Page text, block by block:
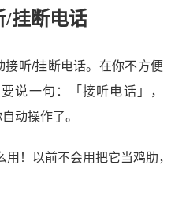
/挂断电话
接听/挂断电话。在你不方便
说一句：「接听电话」，
动操作了。